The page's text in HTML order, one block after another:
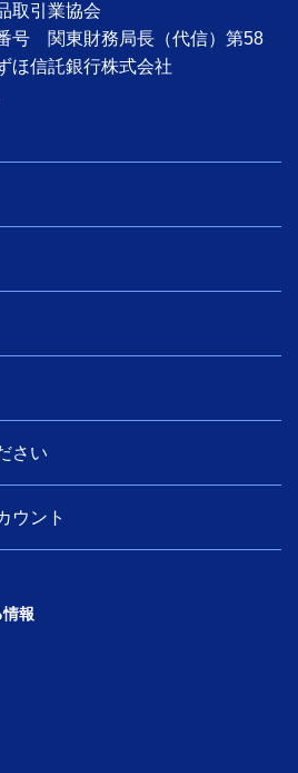
取引業協会
号 関東財務局長（代信）第58
信託銀行株式会社
さい
ウント
報